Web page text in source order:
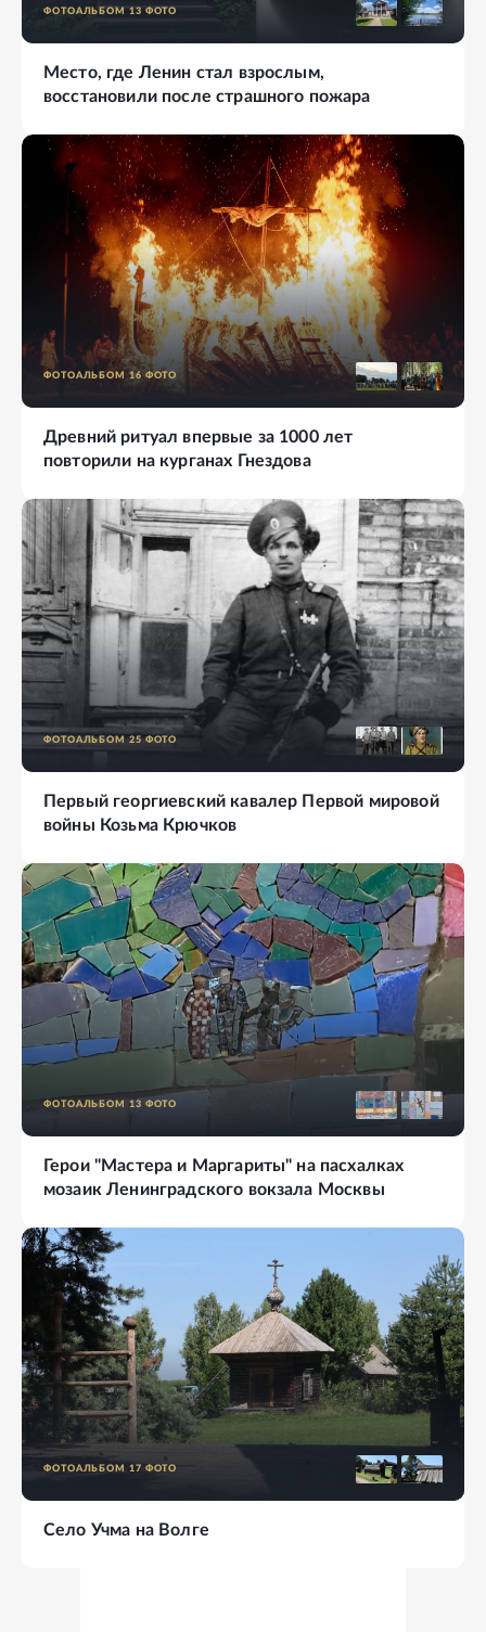
ФОТОАЛЬБОМ 13 ФОТО
Место, где Ленин стал взрослым,
восстановили после страшного пожара
ФОТОАЛЬБОМ 16ФОТО
Древний ритуал впервые за 1000 лет
повторили на курганах Гнездова
ФОТОАЛЬБОМ 25 ФОТО
Первый георгиевский кавалер Первой мировой
войны Козьма Крючков
ФОТОАЛЬБОМ 13 ФОТО
Герои "Мастера и Маргариты" на пасхалках
мозаик Ленинградского вокзала Москвы
ФОТОАЛЬБОМ 17 ФОТО
Село Учма на Волге